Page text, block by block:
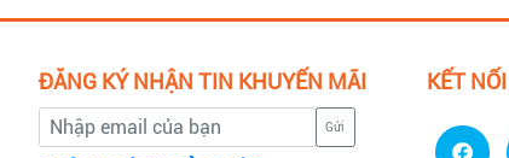
ĐĂNG KÝ NHẬN TIN KHUYẾN MÃI
Gửi
KẾT